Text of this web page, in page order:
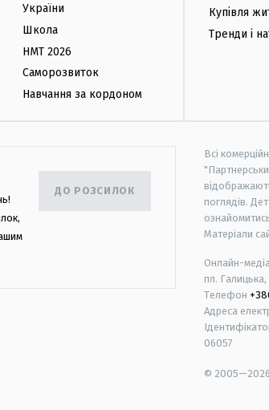
України
Школа
НМТ 2026
Саморозвиток
Навчання за кордоном
Купівля
Тренди і
ДО РОЗСИЛОК
Всі
поглядів.
Матеріали
Онлайн-
пл.
Телефон
Адреса
06057
©